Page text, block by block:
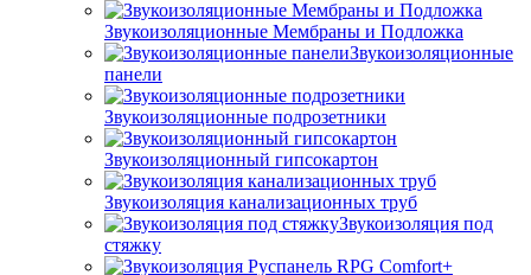
Звукоизоляционные Мембраны и Подложка
Звукоизоляционные
панели
Звукоизоляционные подрозетники
Звукоизоляционный гипсокартон
Звукоизоляция канализационных труб
Звукоизоляция под
стяжку